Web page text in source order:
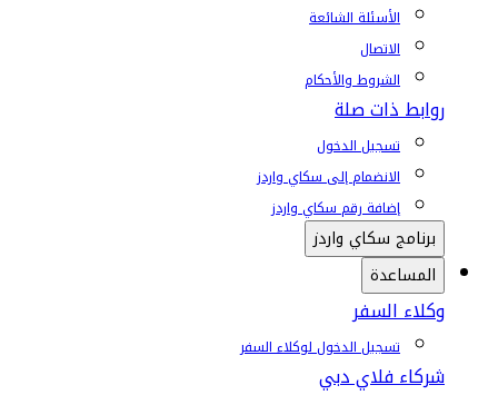
الأسئلة الشائعة
الاتصال
الشروط والأحكام
روابط ذات صلة
تسجيل الدخول
الانضمام إلى سكاي واردز
إضافة رقم سكاي واردز
برنامج سكاي واردز
المساعدة
وكلاء السفر
تسجيل الدخول لوكلاء السفر
شركاء فلاي دبي